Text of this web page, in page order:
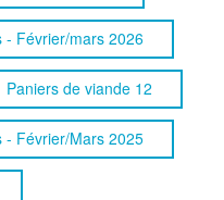
- Février/mars 2026
Paniers de viande 12
- Février/Mars 2025